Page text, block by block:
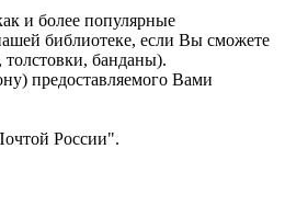
и более популярные
библиотеке, если Вы сможете
банданы).
предоставляемого Вами
России".